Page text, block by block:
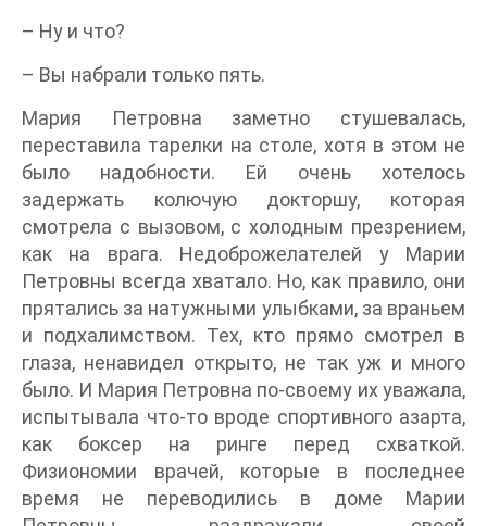
– Ну и что?
– Вы набрали только пять.
Мария Петровна заметно стушевалась,
переставила тарелки на столе, хотя в этом не
было надобности. Ей очень хотелось
задержать колючую докторшу, которая
смотрела с вызовом, с холодным презрением,
как на врага. Недоброжелателей у Марии
Петровны всегда хватало. Но, как правило, они
прятались за натужными улыбками, за враньем
и подхалимством. Тех, кто прямо смотрел в
глаза, ненавидел открыто, не так уж и много
было. И Мария Петровна по-своему их уважала,
испытывала что-то вроде спортивного азарта,
как боксер на ринге перед схваткой.
Физиономии врачей, которые в последнее
время не переводились в доме Марии